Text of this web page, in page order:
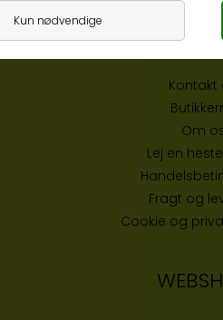
Kontakt
Butikke
Om
Lej en
Fragt og
Cookie og